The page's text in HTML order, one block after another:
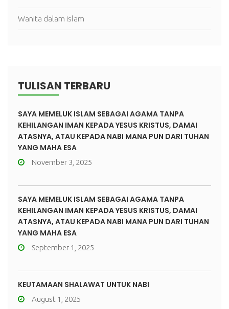
Wanita dalam islam
TULISAN TERBARU
SAYA MEMELUK ISLAM SEBAGAI AGAMA TANPA
KEHILANGAN IMAN KEPADA YESUS KRISTUS, DAMAI
ATASNYA, ATAU KEPADA NABI MANA PUN DARI TUHAN
YANG MAHA ESA
November 3, 2025
SAYA MEMELUK ISLAM SEBAGAI AGAMA TANPA
KEHILANGAN IMAN KEPADA YESUS KRISTUS, DAMAI
ATASNYA, ATAU KEPADA NABI MANA PUN DARI TUHAN
YANG MAHA ESA
September 1, 2025
KEUTAMAAN SHALAWAT UNTUK NABI
August 1, 2025